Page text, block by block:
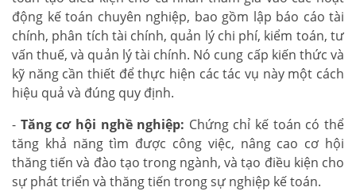
động kế toán chuyên nghiệp, bao gồm lập báo cáo tài
chính, phân tích tài chính, quản lý chi phí, kiểm toán, tư
vấn thuế, và quản lý tài chính. Nó cung cấp kiến thức và
kỹ năng cần thiết để thực hiện các tác vụ này một cách
hiệu quả và đúng quy định.
- Tăng cơ hội nghề nghiệp: Chứng chỉ kế toán có thể
tăng khả năng tìm được công việc, nâng cao cơ hội
thăng tiến và đào tạo trong ngành, và tạo điều kiện cho
sự phát triển và thăng tiến trong sự nghiệp kế toán.